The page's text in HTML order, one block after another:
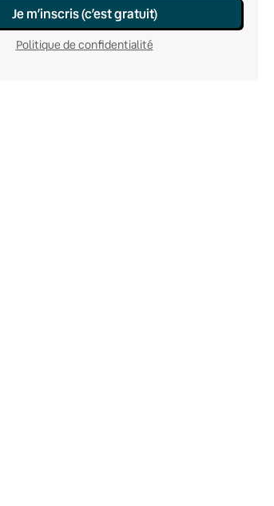
Je m’inscris (c’est gratuit)
Politique de confidentialité